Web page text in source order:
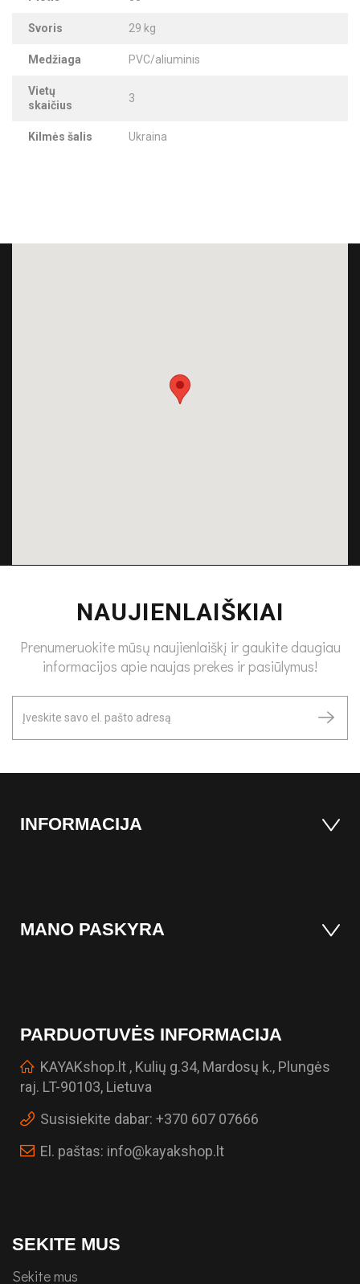
Svoris 29 kg
Medžiaga PVC/aliuminis
Vietų
skaičius
3
Kilmės šalis Ukraina
NAUJIENLAIŠKIAI
Prenumeruokite mūsų naujienlaiškį ir gaukite daugiau
informacijos apie naujas prekes ir pasiūlymus!
INFORMACIJA
MANO PASKYRA
PARDUOTUVĖS INFORMACIJA
KAYAKshop.lt , Kulių g.34, Mardosų k., Plungės
raj. LT-90103, Lietuva
Susisiekite dabar: +370 607 07666
El. paštas: info@kayakshop.lt
SEKITE MUS
Sekite mus